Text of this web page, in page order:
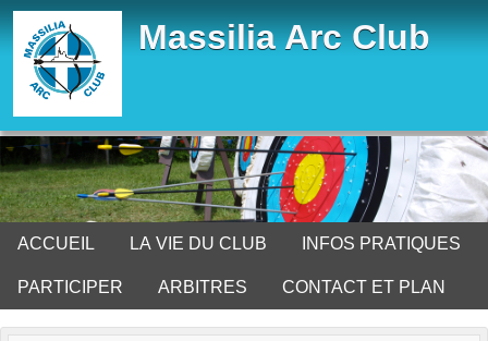
Massilia Arc Club
ACCUEIL LA VIE DU CLUB INFOS PRATIQUES
PARTICIPER ARBITRES CONTACT ET PLAN
Panneau de gestion des cookies